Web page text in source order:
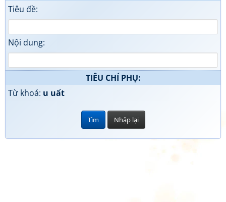
Tiêu đề:
Nội dung:
TIÊU CHÍ PHỤ:
Từ khoá: u uất